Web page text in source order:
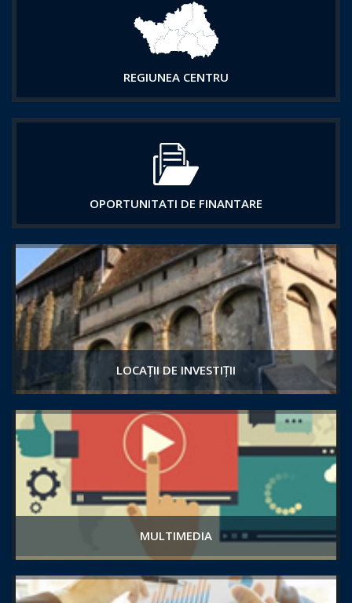
REGIUNEA CENTRU
OPORTUNITATI DE FINANTARE
LOCAȚII DE INVESTIȚII
MULTIMEDIA